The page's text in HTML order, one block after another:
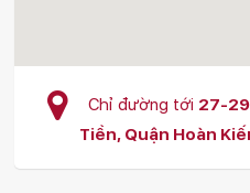
Chỉ đường tới 27-
Tiền, Quận Hoàn